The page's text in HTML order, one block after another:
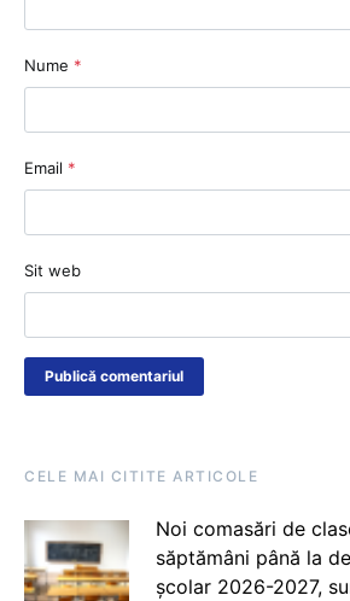
Nume *
Email *
Sit web
CELE MAI CITITE ARTICOLE
Noi comasări de
săptămâni până la
școlar 2026-2027,